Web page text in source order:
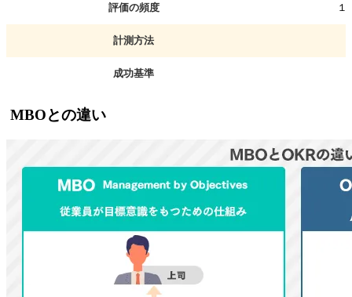
評価の頻度 １
計測方法
成功基準
MBOとの違い